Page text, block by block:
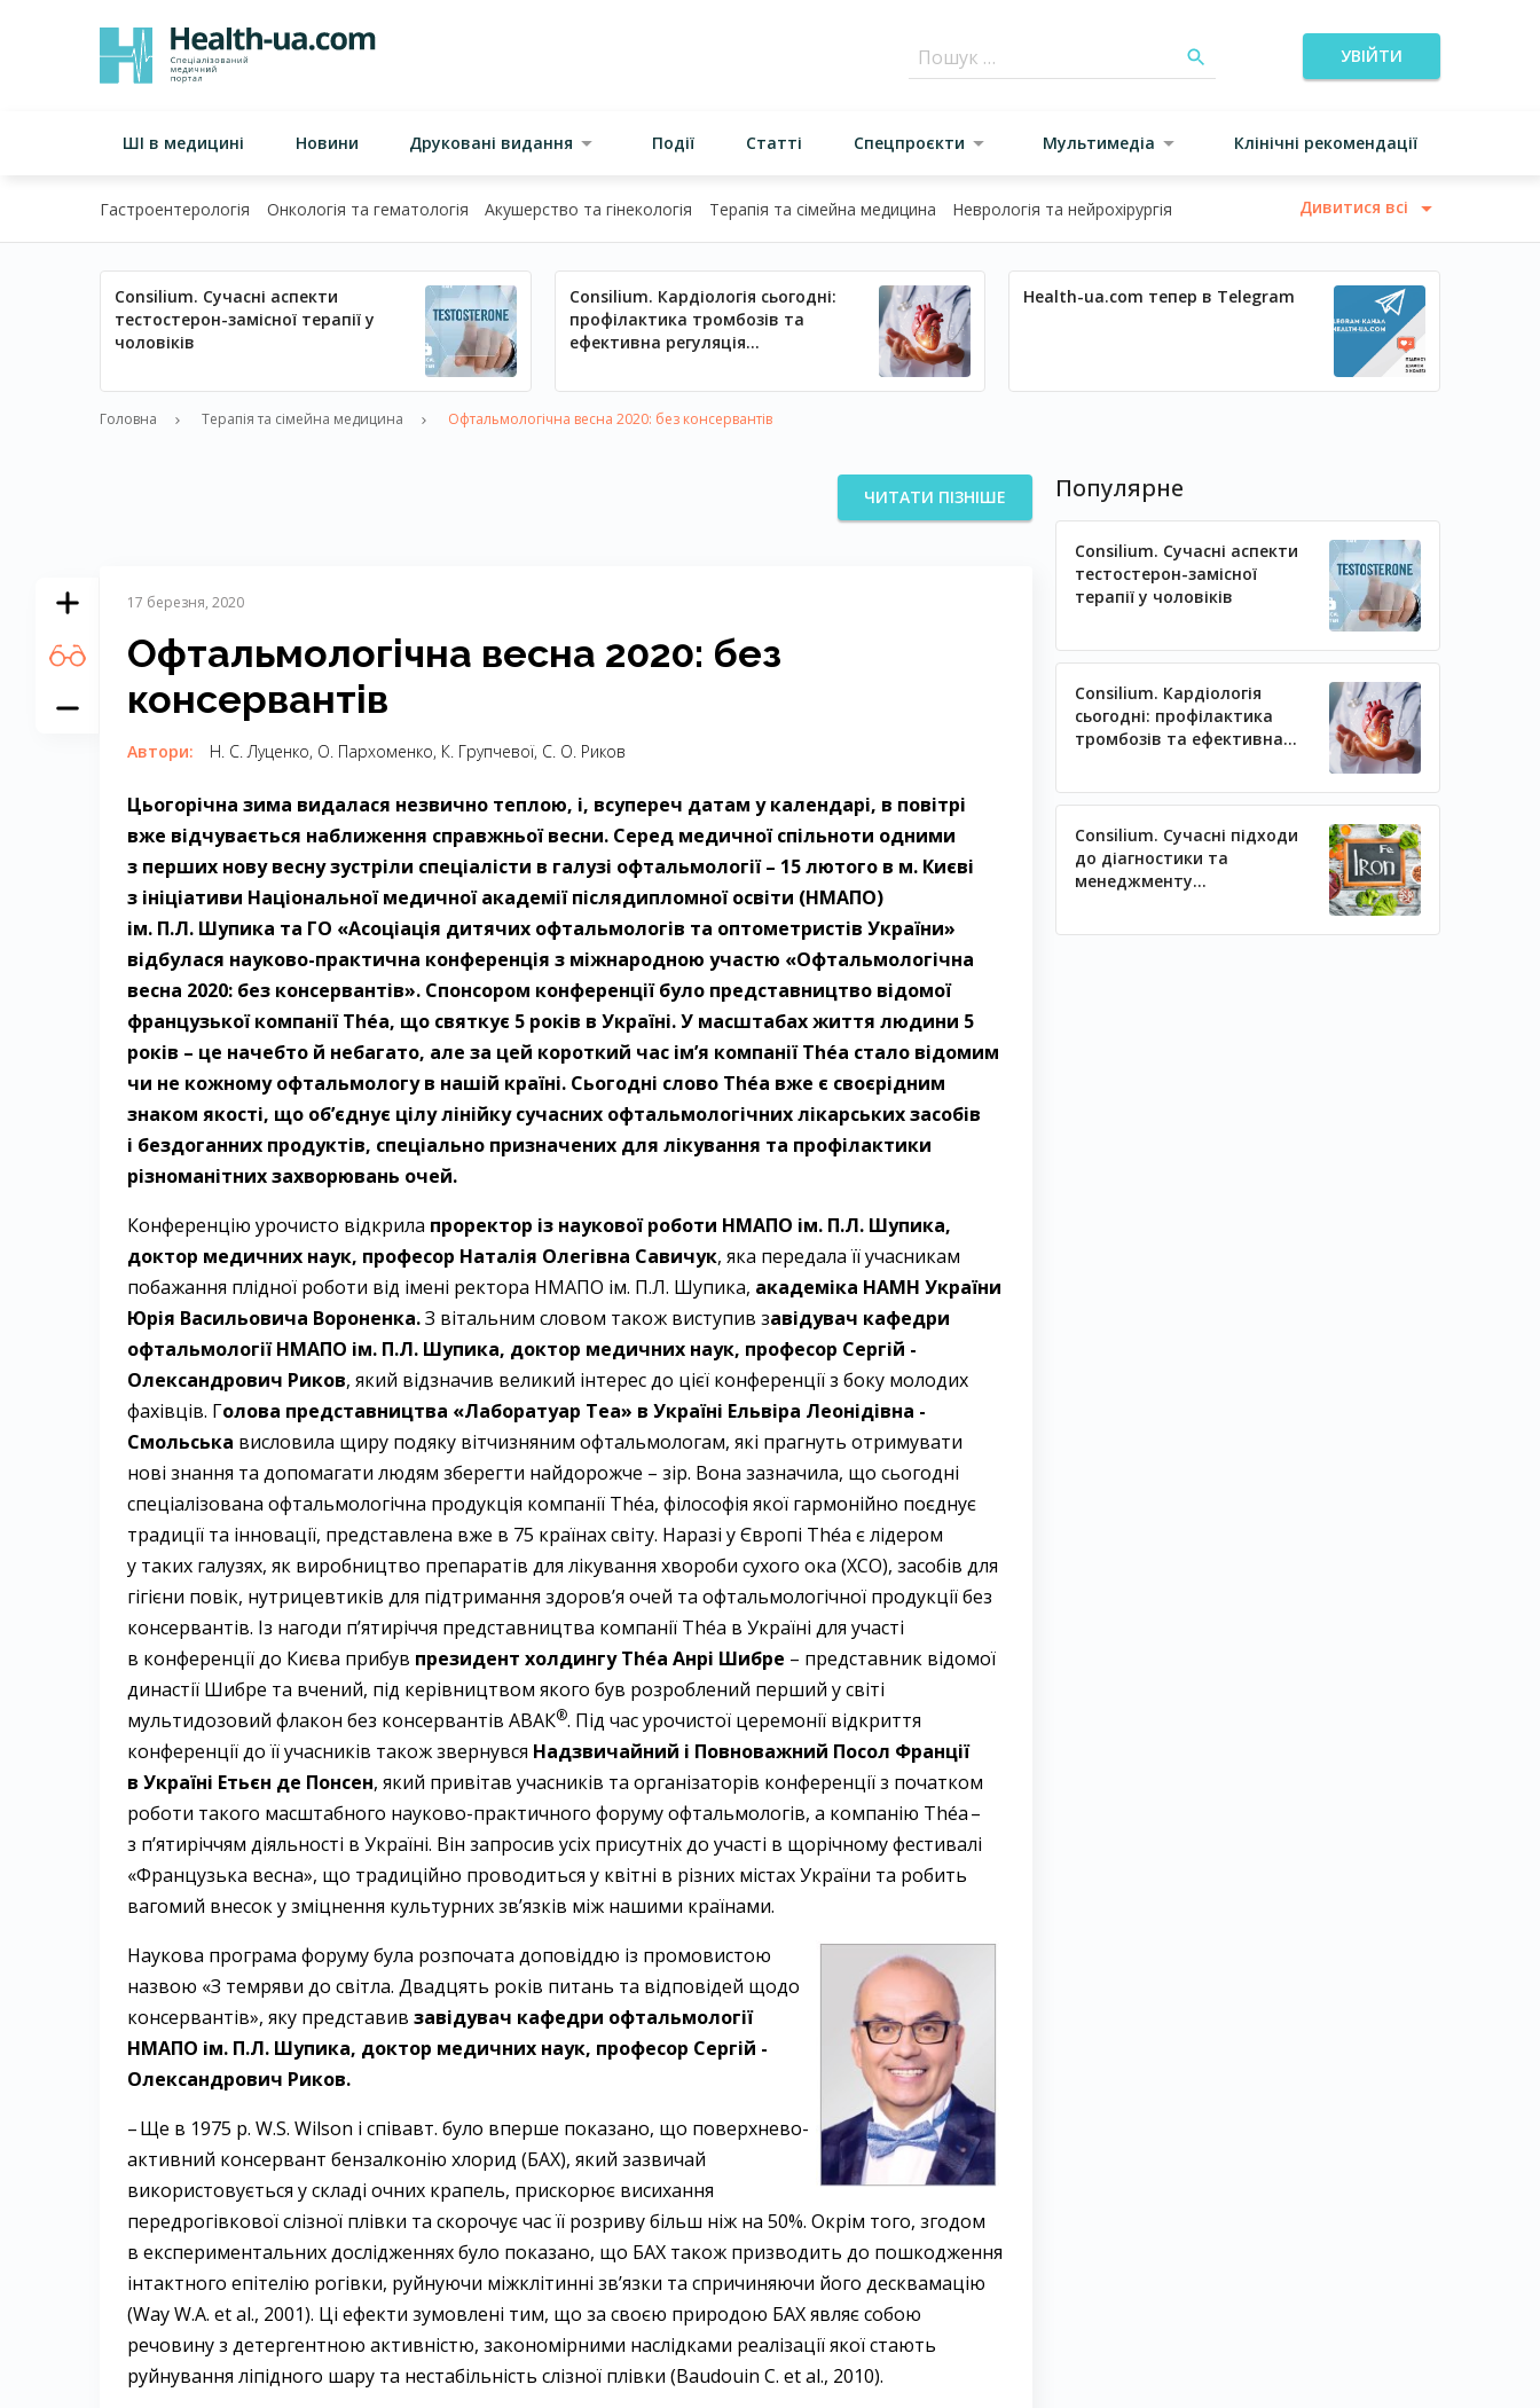
УВІЙТИ
ШІ в медицині Новини Друковані видання Події Статті Спецпроєкти Мультимедіа Клінічні рекомендації
Гастроентерологія Онкологія та гематологія Акушерство та гінекологія Терапія та сімейна медицина Неврологія та нейрохірургія Дивитися всі
Consilium. Сучасні аспекти
тестостерон-замісної терапії у
чоловіків
Consilium. Кардіологія сьогодні:
профілактика тромбозів та
ефективна регуляція
Health-ua.com тепер в Telegram
Головна Терапія та сімейна медицина Офтальмологічна весна 2020: без консервантів
ЧИТАТИ ПІЗНІШЕ
17 березня, 2020
Офтальмологічна весна 2020: без
консервантів
Автори: ­Н. ­С. ­Луценко, ­О. ­Пархоменко, К. ­Групчевої, ­С. ­О. ­Риков
Цьогорічна зима видалася незвично теплою, і, всупереч датам у календарі, в повітрі
вже відчувається наближення справжньої весни. Серед медичної спільноти одними
з перших нову весну зустріли спеціалісти в галузі офтальмології – 15 лютого в м. Києві
з ініціативи Національної медичної академії післядипломної освіти (НМАПО)
ім. П.Л. Шупика та ГО «Асоціація дитячих офтальмологів та оптометристів України»
відбулася науково-практична конференція з міжнародною участю «Офтальмологічна
весна 2020: без консервантів». Спонсором конференції було представництво відомої
французької компанії Théa, що святкує 5 років в Україні. У масштабах життя людини 5
років – це начебто й небагато, але за цей короткий час ім’я компанії Théa стало відомим
чи не кожному офтальмологу в нашій країні. Сьогодні слово Théa вже є своєрідним
знаком якості, що об’єднує цілу лінійку сучасних офтальмологічних лікарських засобів
і бездоганних продуктів, спеціально призначених для лікування та профілактики
різноманітних захворювань очей.
Конференцію урочисто відкрила проректор із наукової роботи НМАПО ім. П.Л. Шупика,
доктор медичних наук, професор ­Наталія ­Олегівна ­Савичук, яка передала її учасникам
побажання плідної роботи від імені ректора НМАПО ім. П.Л. Шупика, академіка НАМН України
­Юрія ­Васильовича ­Вороненка.З вітальним словом також виступив завідувач кафедри
офтальмології НМАПО ім. П.Л. Шупика, доктор медичних наук, професор ­Сергій ­
Олександрович ­Риков, який відзначив великий інтерес до цієї конференції з боку молодих
фахівців. Голова представництва «­Лаборатуар Теа» в Україні ­Ельвіра ­Леонідівна ­
Смольська висловила щиру подяку вітчизняним офтальмологам, які прагнуть отримувати
нові знання та допомагати людям зберегти найдорожче – зір. Вона зазначила, що сьогодні
спеціалізована офтальмологічна продукція компанії Théa, філософія якої гармонійно поєднує
традиції та інновації, представлена вже в 75 країнах світу. Наразі у Європі Théa є лідером
у таких галузях, як виробництво препаратів для лікування хвороби сухого ока (ХСО), засобів для
гігієни повік, нутрицевтиків для підтримання здоров’я очей та офтальмологічної продукції без
консервантів. Із нагоди п’ятиріччя представництва компанії Théa в Україні для учас­ті
в конференції до Києва прибув президент холдингу Théa ­Анрі ­Шибре – представник відомої
династії Шибре та вчений, під керівництвом якого був розроблений перший у світі
мультидозовий флакон без консервантів АВАК®. Під час урочистої церемонії відкриття
конференції до її учасників також звернувся ­ Надзвичайний і ­Повноважний Посол Франції
в Україні ­Етьєн де ­Понсен, який привітав учасників та організаторів конференції з початком
роботи такого масштабного науково-практичного форуму офтальмологів, а компанію Théa – ​
з п’ятиріччям діяльності в Україні. Він запросив усіх присутніх до участі в щорічному фестивалі
«Французька весна», що традиційно проводиться у квітні в різних містах України та робить
вагомий внесок у зміцнення культурних зв’язків між нашими країнами.
Наукова програма форуму була розпочата доповіддю із промовистою
назвою «З темряви до світла. Двадцять років питань та відповідей щодо
консервантів», яку представив ­ завідувач кафедри офтальмології
НМАПО ім. П.Л. Шупика, доктор медичних наук, професор ­Сергій ­
Олександрович ­Риков.
– Ще в 1975 р. W.S. Wilson і спів­авт. було вперше показано, що ­поверхнево-
активний консервант бензалконію хлорид (БАХ), який зазвичай
використовується у складі очних крапель, прискорює висихання
передрогівкової слізної плівки та скорочує час її розриву більш ніж на 50%. Окрім того, згодом
в експериментальних дослідженнях було показано, що БАХ також призводить до пошкодження
інтактного епітелію рогівки, руйнуючи міжклітинні зв’язки та спричиняючи його десквамацію
(Way W.A. et al., 2001). Ці ефекти зумовлені тим, що за своєю природою БАХ являє собою
речовину з детергентною активністю, закономірними наслідками реалізації якої стають
руйнування ліпідного шару та нестабільність слізної плівки (Baudouin C. et al., 2010).
Популярне
Consilium. Сучасні аспекти
тестостерон-замісної
терапії у чоловіків
Consilium. Кардіологія
сьогодні: профілактика
тромбозів та ефективна
Consilium. Сучасні підходи
до діагностики та
менеджменту